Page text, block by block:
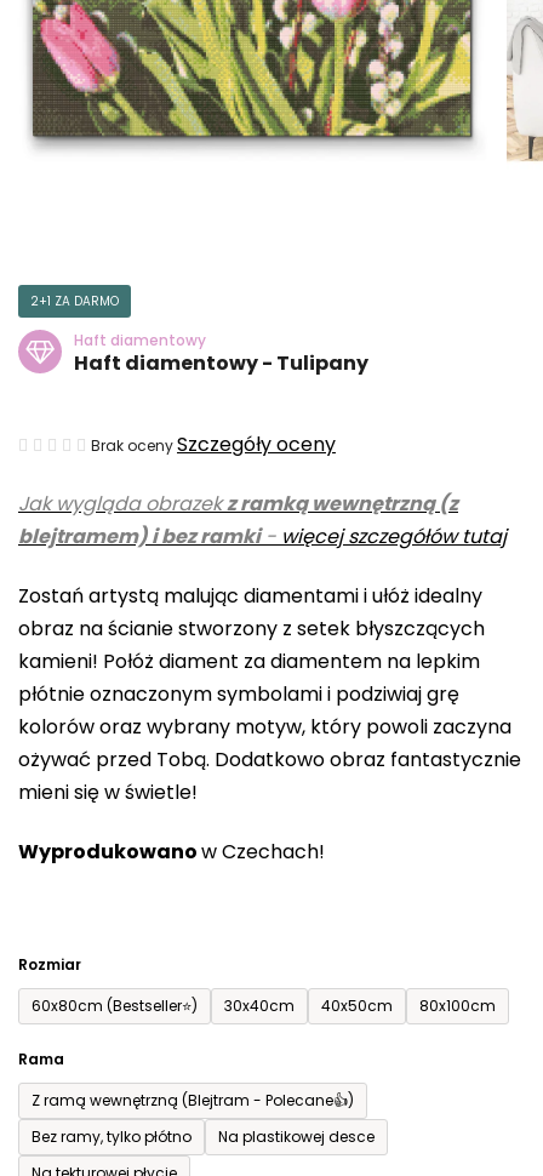
Jak wygląda obrazekz ramką wewnętrzną (z
blejtramem) i bez ramki- więcej szczegółów tutaj
Zostań artystą malując diamentami i ułóż idealny
obraz na ścianie stworzony z setek błyszczących
kamieni! Połóż diament za diamentem na lepkim
płótnie oznaczonym symbolami i podziwiaj grę
kolorów oraz wybrany motyw, który powoli zaczyna
ożywać przed Tobą. Dodatkowo obraz fantastycznie
mieni się w świetle!
Wyprodukowanow Czechach!
Rozmiar
60x80cm (Bestseller⭐)
30x40cm 40x50cm 80x100cm
Rama
Z ramą wewnętrzną (Blejtram - Polecane👍)
Bez ramy, tylko płótno
Na plastikowej desce
2+1 ZA DARMO
Haft diamentowy
Haft diamentowy - Tulipany
Średnia
produktu
wynosi
na
5
gwiazdek.
Brak ocenySzczegóły oceny